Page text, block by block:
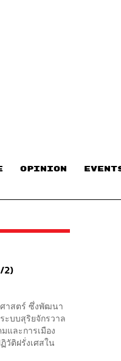
OPINION
2)
ศาสตร์ ซึ่งพัฒนา
ะบบสุริยจักรวาล
และการเมือง
วัติฝรั่งเศสใน